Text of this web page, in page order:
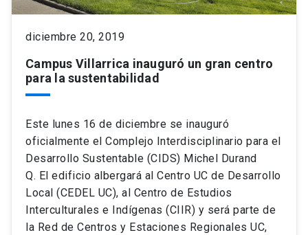
Académicos
Consejo de Facultad
Documentos FCB
Dirección Investigación
Grupos de Investigación
FCB en el Territorio
Redes Internacionales
Estudiantes
Pregrado
Centro de Estudiantes
Publicaciones
diciembre 20, 2019
Campus Villarrica inauguró un gran centro
para la sustentabilidad
Este lunes 16 de diciembre se inauguró
oficialmente el Complejo Interdisciplinario para el
Desarrollo Sustentable (CIDS) Michel Durand
Q. El edificio albergará al Centro UC de Desarrollo
Local (CEDEL UC), al Centro de Estudios
Interculturales e Indígenas (CIIR) y será parte de
la Red de Centros y Estaciones Regionales UC,